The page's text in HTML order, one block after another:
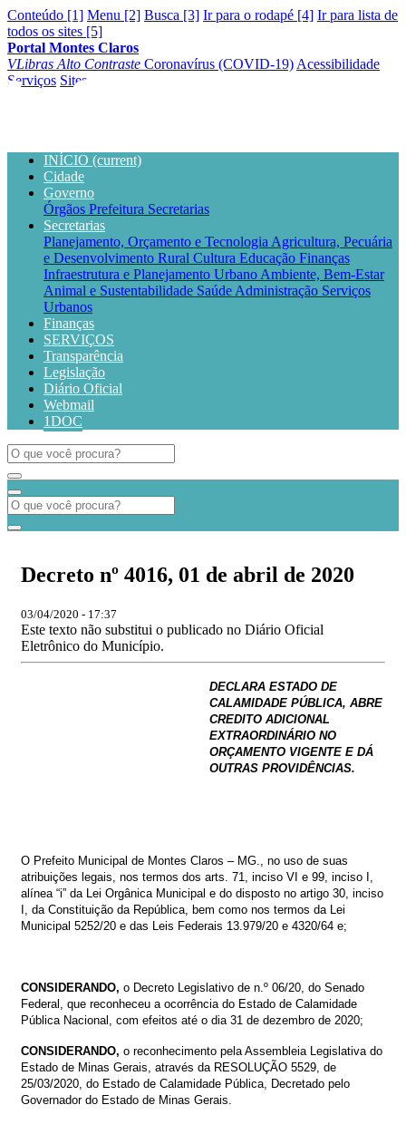
Conteúdo [1] Menu [2] Busca [3] Ir para o rodapé [4] Ir para lista de
todos os sites [5]
Portal Montes Claros
VLibras Alto Contraste Coronavírus (COVID-19) Acessibilidade
Serviços Sites
INÍCIO (current)
Cidade
Governo
Órgãos Prefeitura Secretarias
Secretarias
Planejamento, Orçamento e Tecnologia Agricultura, Pecuária
e Desenvolvimento Rural Cultura Educação Finanças
Infraestrutura e Planejamento Urbano Ambiente, Bem-Estar
Animal e Sustentabilidade Saúde Administração Serviços
Urbanos
Finanças
SERVIÇOS
Transparência
Legislação
Diário Oficial
Webmail
1DOC
Decreto nº 4016, 01 de abril de 2020
03/04/2020 - 17:37
Este texto não substitui o publicado no Diário Oficial
Eletrônico do Município.
DECLARA ESTADO DE
CALAMIDADE PÚBLICA, ABRE
CREDITO ADICIONAL
EXTRAORDINÁRIO NO
ORÇAMENTO VIGENTE E DÁ
OUTRAS PROVIDÊNCIAS.
O Prefeito Municipal de Montes Claros – MG., no uso de suas
atribuições legais, nos termos dos arts. 71, inciso VI e 99, inciso I,
alínea “i” da Lei Orgânica Municipal e do disposto no artigo 30, inciso
I, da Constituição da República, bem como nos termos da Lei
Municipal 5252/20 e das Leis Federais 13.979/20 e 4320/64 e;
CONSIDERANDO, o Decreto Legislativo de n.º 06/20, do Senado
Federal, que reconheceu a ocorrência do Estado de Calamidade
Pública Nacional, com efeitos até o dia 31 de dezembro de 2020;
CONSIDERANDO, o reconhecimento pela Assembleia Legislativa do
Estado de Minas Gerais, através da RESOLUÇÃO 5529, de
25/03/2020, do Estado de Calamidade Pública, Decretado pelo
Governador do Estado de Minas Gerais.